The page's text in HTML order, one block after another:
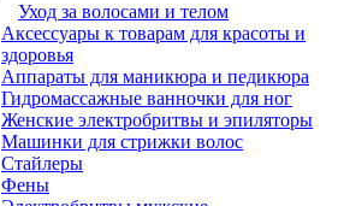
Уход за волосами и телом
Аксессуары к товарам для красоты и
здоровья
Аппараты для маникюра и педикюра
Гидромассажные ванночки для ног
Женские электробритвы и эпиляторы
Машинки для стрижки волос
Стайлеры
Фены